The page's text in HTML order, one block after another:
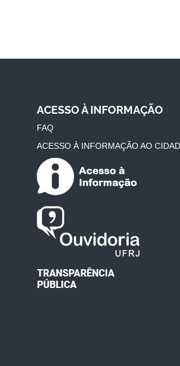
ACESSO À INFORMAÇÃO
FAQ
ACESSO À INFORMAÇÃO AO